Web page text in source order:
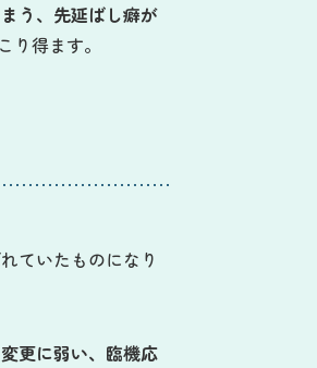
う、先延ばし癖が
得ます。
ていたものになり
更に弱い、臨機応